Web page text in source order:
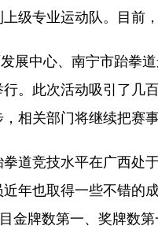
级专业运动队。目前
中心、南宁市跆拳道
。此次活动吸引了几
相关部门将继续把赛
竞技水平在广西处
年也取得一些不错的
牌数第一、奖牌数第